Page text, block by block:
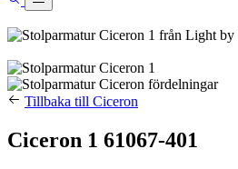
Tillbaka till Ciceron
Ciceron 1 61067-401